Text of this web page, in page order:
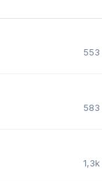
553
583
1,3k